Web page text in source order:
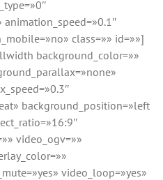
class=»» id=»»]
background_color=»»
background_position=»left
video_ogv=»»
video_loop=»yes»